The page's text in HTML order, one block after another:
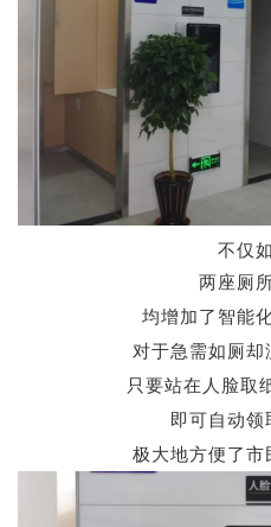
不仅
两座厕
均增加了智能
对于急需如厕
只要站在人脸取
即可自动领
极大地方便了市